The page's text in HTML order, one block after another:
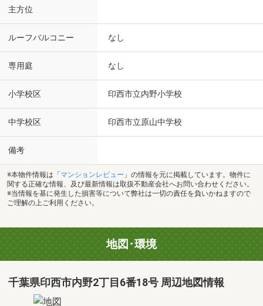
主方位
ルーフバルコニー なし
専用庭 なし
小学校区 印西市立内野小学校
中学校区 印西市立原山中学校
備考
※本物件情報は「 マンションレビュー 」の情報を元に掲載しています。物件に
関する正確な情報、及び最新情報は取扱不動産会社へお問い合わせください。
※当情報を基に発生した損害等について弊社は一切の責任を負いかねますので
ご理解の上ご利用ください。
地図･環境
千葉県印西市内野2丁目6番18号 周辺地図情報